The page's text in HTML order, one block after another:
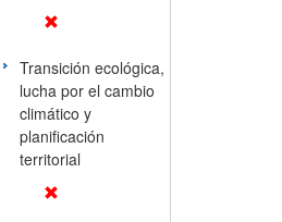
Transición ecológica,
lucha por el cambio
climático y
planificación
territorial